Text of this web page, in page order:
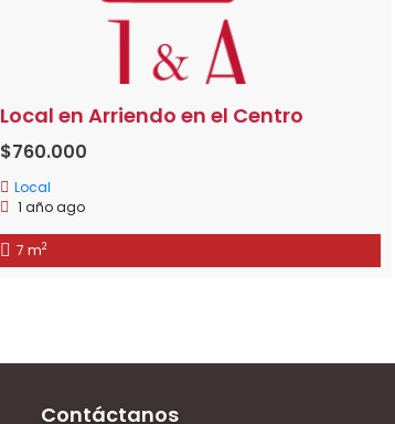
Local en Arriendo en el Centro
$760.000
Local
1 año ago
7 m2
Contáctanos